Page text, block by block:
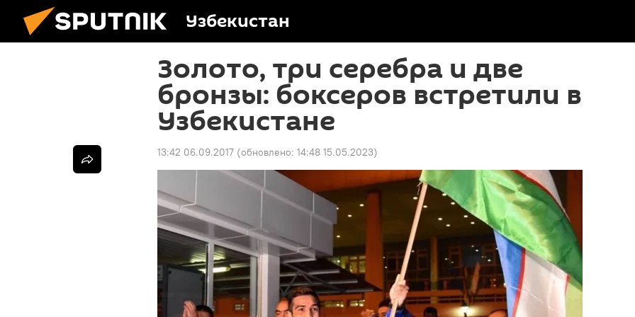
Узбекистан
Золото, три серебра и две
бронзы: боксеров встретили в
Узбекистане
13:42 06.09.2017 (обновлено: 14:48 15.05.2023)